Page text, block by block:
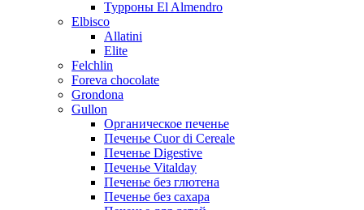
Турроны El Almendro
Elbisco
Allatini
Elite
Felchlin
Foreva chocolate
Grondona
Gullon
Органическое печенье
Печенье Cuor di Cereale
Печенье Digestive
Печенье Vitalday
Печенье без глютена
Печенье без сахара